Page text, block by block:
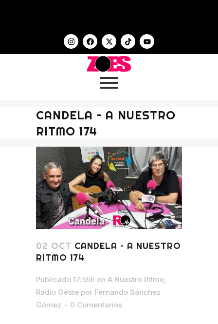
CANDELA – A NUESTRO
RITMO 174
02 OCT CANDELA – A NUESTRO
RITMO 174
Publicado 17:55h en A Nuestro Ritmo
Radio Oeste por Fernando Sánchez
Gómez
0 Comentarios